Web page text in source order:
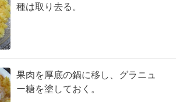
種は取り去る。
果肉を厚底の鍋に移し、グラニュ
ー糖を塗しておく。